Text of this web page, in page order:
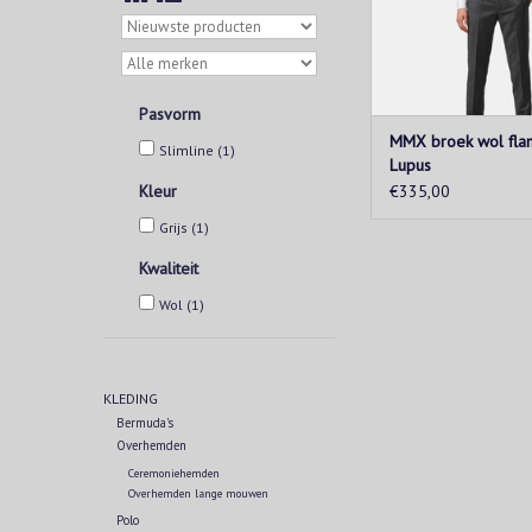
Pasvorm
Slimline (1)
Kleur
Grijs (1)
Kwaliteit
Wol (1)
KLEDING
Bermuda's
Overhemden
Ceremoniehemden
Overhemden lange mouwen
Polo
tegelijkertijd de
het vocht en laat de
TOEVOEGEN AAN
MMX broek wol
Lupus
€335,00